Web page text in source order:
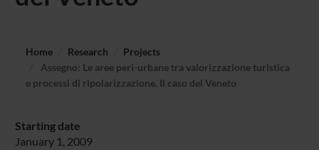
Home Research
Projects
Assegno: Le aree peri-urbane tra valorizzazione turistica
e processi di ripolarizzazione. Il caso del Veneto
Starting date
January 1, 2009